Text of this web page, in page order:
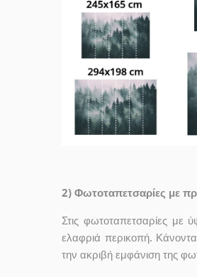
2) Φωτοταπετσαρίες με
Στις φωτοταπετσαρίες με
ελαφριά περικοπή.
την ακριβή εμφάνιση της